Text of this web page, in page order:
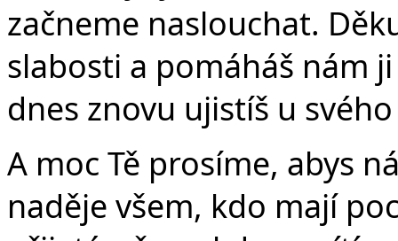
začneme naslouchat.
slabosti a pomáháš nám
dnes znovu ujistíš u
A moc Tě prosíme, abys
naděje všem, kdo mají